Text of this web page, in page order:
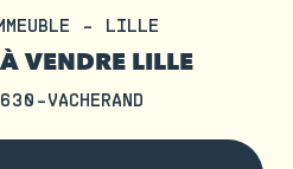
- LILLE
VENDRE LILLE
VACHERAND